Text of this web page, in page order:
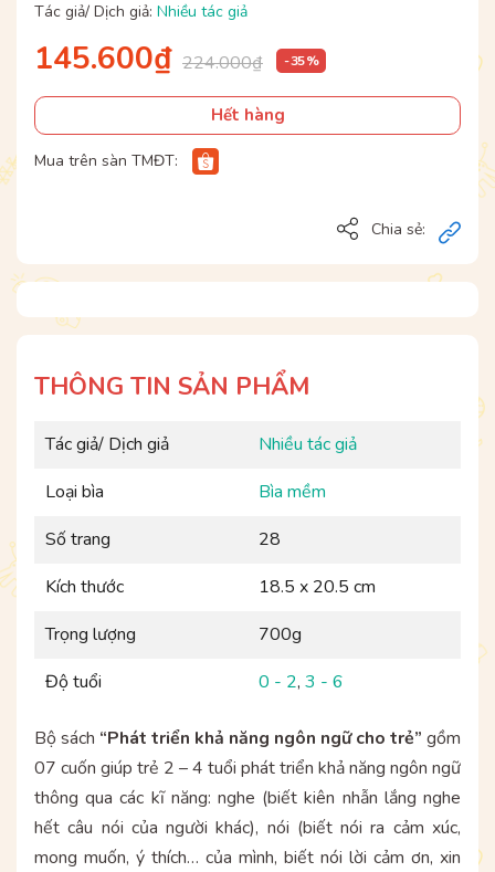
Tác giả/ Dịch giả: Nhiều tác giả
145.600₫ 224.000₫ - 35 %
Hết hàng
Mua trên sàn TMĐT:
Chia sẻ:
THÔNG TIN SẢN PHẨM
Tác giả/ Dịch giả
Nhiều tác giả
Loại bìa
Bìa mềm
Số trang
28
Kích thước
18.5 x 20.5 cm
Trọng lượng
700g
Độ tuổi
0 - 2, 3 - 6
Bộ sách “Phát triển khả năng ngôn ngữ cho trẻ” gồm
07 cuốn giúp trẻ 2 – 4 tuổi phát triển khả năng ngôn ngữ
thông qua các kĩ năng: nghe (biết kiên nhẫn lắng nghe
hết câu nói của người khác), nói (biết nói ra cảm xúc,
mong muốn, ý thích… của mình, biết nói lời cảm ơn, xin